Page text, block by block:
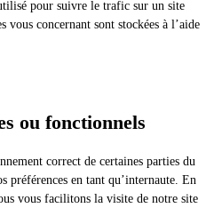
pour suivre le trafic sur un site
vous concernant sont stockées à l’aide
ou fonctionnels
correct de certaines parties du
préférences en tant qu’internaute. En
vous facilitons la visite de notre site